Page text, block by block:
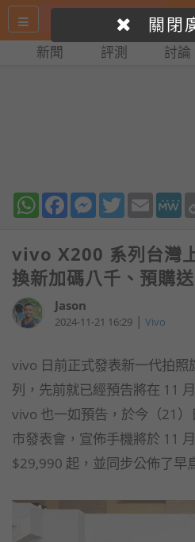
新聞 評測 討論
WhatsAppFacebookMessenger
TwitterEmail
vivo X200 系列台灣
換新加碼八千、預購
Jason
2024-11-21 16:29 | Vivo
vivo 日前正式發表新一代拍照
列，先前就已經預告將在 11
vivo 也一如預告，於今（21
市發表會，宣佈手機將於 11
$29,990 起，並同步公佈了早
關閉